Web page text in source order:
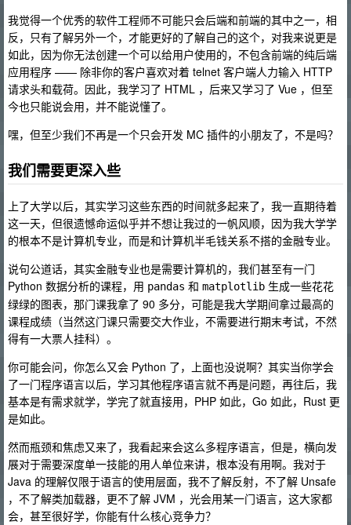
我觉得一个优秀的软件工程师不可能只会后端和前端的其中之一，相
反，只有了解另外一个，才能更好的了解自己的这个，对我来说更是
如此，因为你无法创建一个可以给用户使用的，不包含前端的纯后端
应用程序 —— 除非你的客户喜欢对着 telnet 客户端人力输入 HTTP
请求头和载荷。因此，我学习了 HTML ，后来又学习了 Vue ，但至
今也只能说会用，并不能说懂了。
嘿，但至少我们不再是一个只会开发 MC 插件的小朋友了，不是吗？
我们需要更深入些
上了大学以后，其实学习这些东西的时间就多起来了，我一直期待着
这一天，但很遗憾命运似乎并不想让我过的一帆风顺，因为我大学学
的根本不是计算机专业，而是和计算机半毛钱关系不搭的金融专业。
说句公道话，其实金融专业也是需要计算机的，我们甚至有一门
Python 数据分析的课程，用 pandas 和 matplotlib 生成一些花花
绿绿的图表，那门课我拿了 90 多分，可能是我大学期间拿过最高的
课程成绩（当然这门课只需要交大作业，不需要进行期末考试，不然
得有一大票人挂科）。
你可能会问，你怎么又会 Python 了，上面也没说啊？其实当你学会
了一门程序语言以后，学习其他程序语言就不再是问题，再往后，我
基本是有需求就学，学完了就直接用，PHP 如此，Go 如此，Rust 更
是如此。
然而瓶颈和焦虑又来了，我看起来会这么多程序语言，但是，横向发
展对于需要深度单一技能的用人单位来讲，根本没有用啊。我对于
Java 的理解仅限于语言的使用层面，我不了解反射，不了解 Unsafe
，不了解类加载器，更不了解 JVM ，光会用某一门语言，这大家都
会，甚至很好学，你能有什么核心竞争力？